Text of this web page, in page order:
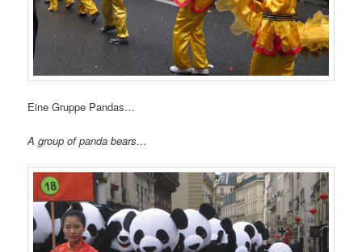
Eine Gruppe Pandas…
A group of panda bears…